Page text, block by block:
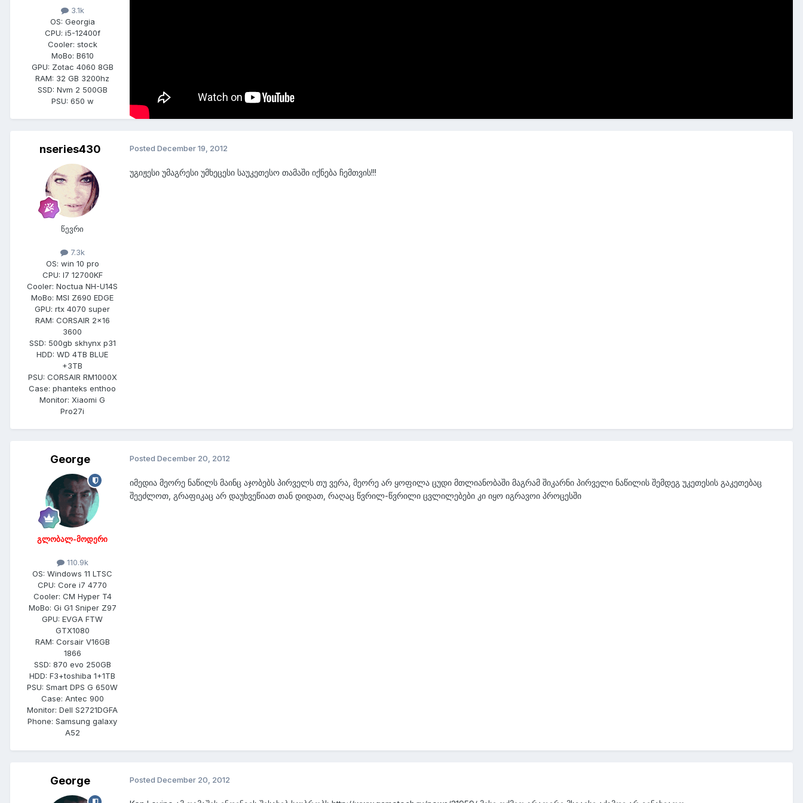
3.1k
OS: Georgia
CPU: i5-12400f
Cooler: stock
MoBo: B610
GPU: Zotac 4060 8GB
RAM: 32 GB 3200hz
SSD: Nvm 2 500GB
PSU: 650 w
nseries430
წევრი
7.3k
OS: win 10 pro
CPU: I7 12700KF
Cooler: Noctua NH-U14S
MoBo: MSI Z690 EDGE
GPU: rtx 4070 super
RAM: CORSAIR 2x16
3600
SSD: 500gb skhynx p31
HDD: WD 4TB BLUE
+3TB
PSU: CORSAIR RM1000X
Case: phanteks enthoo
Monitor: Xiaomi G
Pro27i
Posted December 19, 2012
უგიჟესი უმაგრესი უმხეცესი საუკეთესო თამაში იქნება ჩემთვის!!!
George
გლობალ-მოდერი
110.9k
OS: Windows 11 LTSC
CPU: Core i7 4770
Cooler: CM Hyper T4
MoBo: Gi G1 Sniper Z97
GPU: EVGA FTW
GTX1080
RAM: Corsair V16GB
1866
SSD: 870 evo 250GB
HDD: F3+toshiba 1+1TB
PSU: Smart DPS G 650W
Case: Antec 900
Monitor: Dell S2721DGFA
Phone: Samsung galaxy
A52
Posted December 20, 2012
იმედია მეორე ნაწილს მაინც აჯობებს პირველს თუ ვერა, მეორე არ ყოფილა ცუდი მთლიანობაში მაგრამ შიკარნი პირველი ნაწილის შემდეგ უკეთესის გაკეთებაც
შეეძლოთ, გრაფიკაც არ დაუხვეწიათ თან დიდათ, რაღაც წვრილ-წვრილი ცვლილებები კი იყო იგრავოი პროცესში
George Posted December 20, 2012